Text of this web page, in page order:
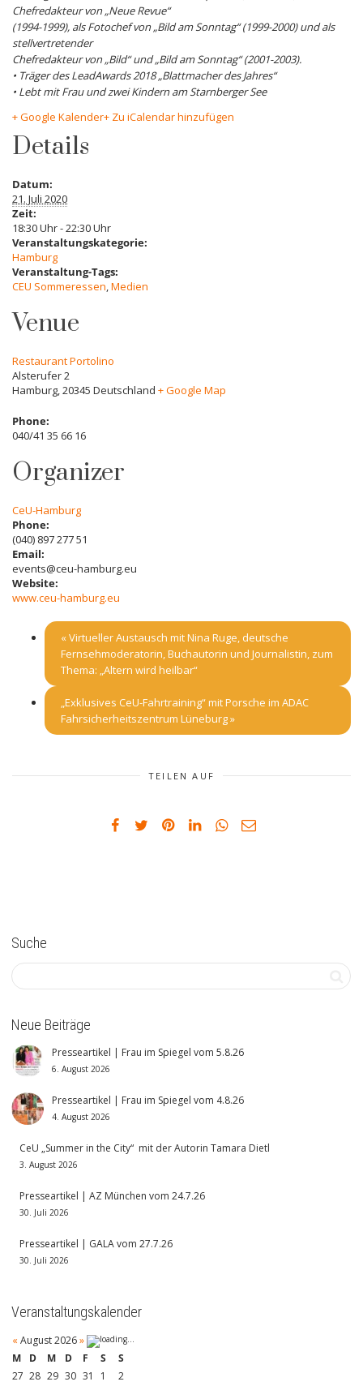
Chefredakteur von „Neue Revue“
(1994-1999), als Fotochef von „Bild am Sonntag“ (1999-2000) und als
stellvertretender
Chefredakteur von „Bild“ und „Bild am Sonntag“ (2001-2003).
• Träger des LeadAwards 2018 „Blattmacher des Jahres“
• Lebt mit Frau und zwei Kindern am Starnberger See
+ Google Kalender+ Zu iCalendar hinzufügen
Details
Datum:
21. Juli 2020
Zeit:
18:30 Uhr - 22:30 Uhr
Veranstaltungskategorie:
Hamburg
Veranstaltung-Tags:
CEU Sommeressen,Medien
Venue
Restaurant Portolino
Alsterufer 2
Hamburg,20345 Deutschland + Google Map
Phone:
040/41 35 66 16
Organizer
CeU-Hamburg
Phone:
(040) 897 277 51
Email:
events@ceu-hamburg.eu
Website:
www.ceu-hamburg.eu
«Virtueller Austausch mit Nina Ruge, deutsche
Fernsehmoderatorin, Buchautorin und Journalistin, zum
Thema: „Altern wird heilbar“
„Exklusives CeU-Fahrtraining“ mit Porsche im ADAC
Fahrsicherheitszentrum Lüneburg»
TEILEN AUF
Suche
Neue Beiträge
Presseartikel | Frau im Spiegel vom 5.8.26
6. August 2026
Presseartikel | Frau im Spiegel vom 4.8.26
4. August 2026
CeU „Summer in the City“ mit der Autorin Tamara Dietl
3. August 2026
Presseartikel | AZ München vom 24.7.26
30. Juli 2026
Presseartikel | GALA vom 27.7.26
30. Juli 2026
Veranstaltungskalender
« August 2026»
M
D M D F S
S
27 28 29 30 31 1
2